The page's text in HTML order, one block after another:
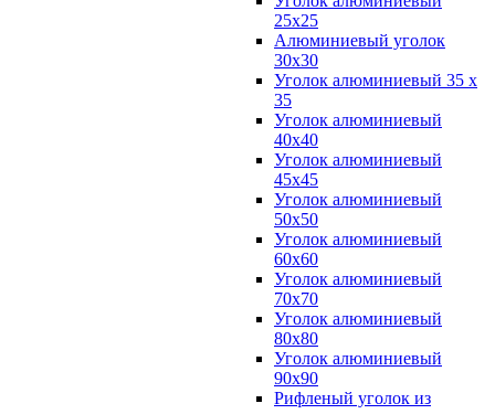
25х25
Алюминиевый уголок
30х30
Уголок алюминиевый 35 х
35
Уголок алюминиевый
40х40
Уголок алюминиевый
45х45
Уголок алюминиевый
50х50
Уголок алюминиевый
60х60
Уголок алюминиевый
70х70
Уголок алюминиевый
80х80
Уголок алюминиевый
90х90
Рифленый уголок из